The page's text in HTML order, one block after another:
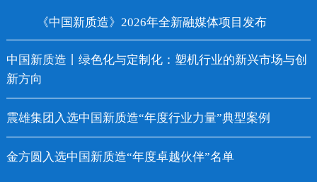
《中国新质造》2026年全新融媒体项目发布
中国新质造丨绿色化与定制化：塑机行业的新兴市场与创
新方向
震雄集团入选中国新质造“年度行业力量”典型案例
金方圆入选中国新质造“年度卓越伙伴”名单